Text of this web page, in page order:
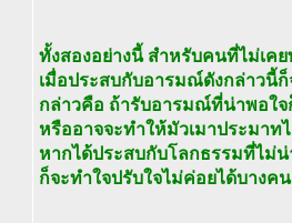
ทั้งสองอย่างนี้ สำหรับคนที่ไม่เค
เมื่อประสบกับอารมณ์ดังกล่าวนี้
กล่าวคือ ถ้ารับอารมณ์ที่น่าพอใจ
หรืออาจจะทำให้มัวเมาประมาท
หากได้ประสบกับโลกธรรมที่ไม่น่
ก็จะทำใจปรับใจไม่ค่อยได้บางค